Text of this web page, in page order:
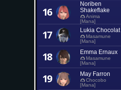
16
Noriben
Shakeflake
Anima
[Mana]
17 Lukia Chocolat
Masamune
[Mana]
18 Emma Ernaux
Masamune
[Mana]
19 May Farron
Chocobo
[Mana]